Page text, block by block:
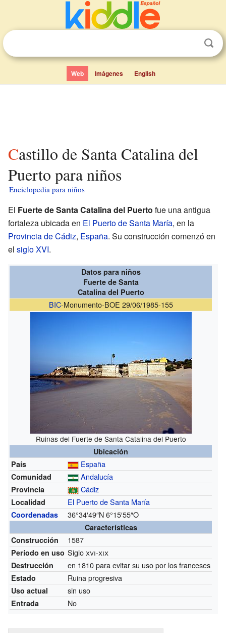
Web Imágenes English
Castillo de Santa Catalina del
Puerto para niños
Enciclopedia para niños
El Fuerte de Santa Catalina del Puerto fue una antigua
fortaleza ubicada en El Puerto de Santa María, en la
Provincia de Cádiz, España. Su construcción comenzó en
el siglo XVI.
Datos para niños
Fuerte de Santa
Catalina del Puerto
BIC-Monumento-BOE 29/06/1985-155
Ruinas del Fuerte de Santa Catalina del Puerto
Ubicación
País
España
Comunidad Andalucía
Provincia Cádiz
Localidad El Puerto de Santa María
Coordenadas 36°34′49″N6°15′55″O
Características
Construcción
1587
Período en uso Sigloxvi-xix
Destrucción en 1810 para evitar su uso por los franceses
Estado Ruina progresiva
Uso actual sin uso
Entrada No